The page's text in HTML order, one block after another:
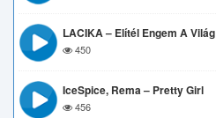
LACIKA – Elítél Engem A Világ
450
IceSpice, Rema – Pretty Girl
456